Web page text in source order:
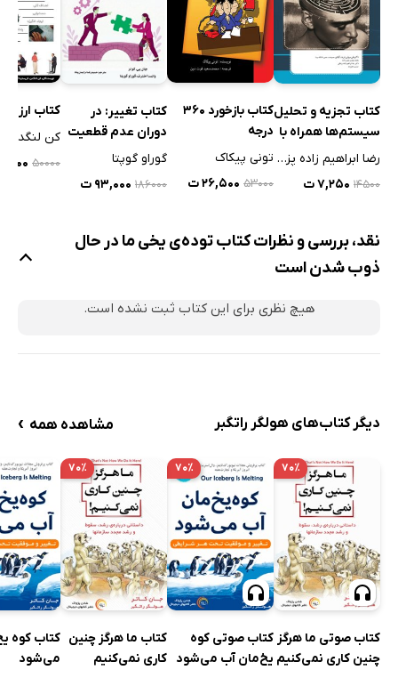
کتاب تجزیه و تحلیل
سیستم‌ها همراه با
آموزش ویژوال
رضا ابراهیم زاده پزشکی
۱۴۵۰۰ ۷,۲۵۰ ت
کتاب بازخورد 360
درجه
تونی پیکاک
۵۳۰۰۰ ۲۶,۵۰۰ ت
کتاب تغییر: در
دوران عدم قطعیت
و بی‌ثباتی،
نتایج دور از انتظار
گوراو گوپتا
۱۸۶۰۰۰ ۹۳,۰۰۰ ت
کتاب
کن لنگدان
۵۰۰۰۰
نقد، بررسی و نظرات کتاب توده‌ی یخی ما در حال
ذوب شدن است
هیچ نظری برای این کتاب ثبت نشده است.
دیگر کتاب‌های هولگر راتگبر مشاهده همه ›
۷۰٪
کتاب صوتی ما هرگز
چنین کاری نمی‌کنیم
۷۰٪
کتاب صوتی کوه
یخ‌مان آب می‌شود
۷۰٪
کتاب ما هرگز چنین
کاری نمی‌کنیم
کتاب کوه
می‌شود